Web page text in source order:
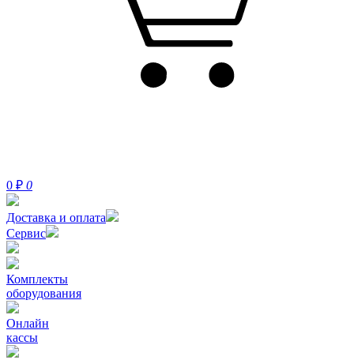
0 ₽ 0
Доставка и оплата
Сервис
Комплекты
оборудования
Онлайн
кассы